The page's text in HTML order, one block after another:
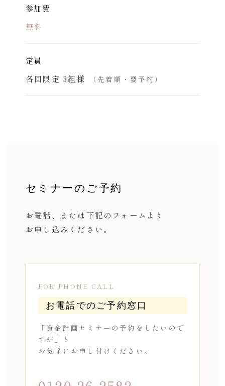
参加費
無料
定員
各回限定 3組様
（先着順・要予約）
セミナーのご予約
お電話、または 下記のフォームより
お申し込みください。
FOR PHONE CALL
お電話でのご予約窓口
「資金計画セミナーの予約をしたいので
すが」と
お気軽にお申し付けください。